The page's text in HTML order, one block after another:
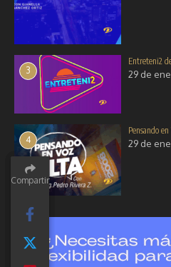
Compartir
3
Entreteni2
29 de
4
Pensando
29 de
Compartir
Compartir
Compartir